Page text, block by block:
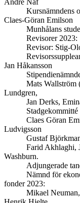
André Näf
Kursnämndens
Claes-Göran Emilson
Munhålans
Revisorer 2023:
Revisor: Stig-Olof
Revisorssuppleant:
Jan Håkansson
Mats Wallström
Lundgren,
Jan Derks,
Stadgekommitté
Claes Göran
Ludvigsson
Gustaf Björkmans
Farid Akhlaghi, Jan
Washburn.
Adjungerade
Nämnd för
fonder 2023:
Mikael Neuman,